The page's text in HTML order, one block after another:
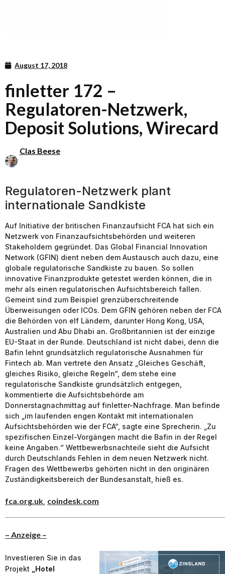
August 17, 2018
finletter 172 –
Regulatoren-Netzwerk,
Deposit Solutions, Wirecard
Clas Beese
Regulatoren-Netzwerk plant
internationale Sandkiste
Auf Initiative der britischen Finanzaufsicht FCA hat sich ein
Netzwerk von Finanzaufsichtsbehörden und weiteren
Stakeholdern gegründet. Das Global Financial Innovation
Network (GFIN) dient neben dem Austausch auch dazu, eine
globale regulatorische Sandkiste zu bauen. So sollen
innovative Finanzprodukte getestet werden können, die in
mehr als einen regulatorischen Aufsichtsbereich fallen.
Gemeint sind zum Beispiel grenzüberschreitende
Überweisungen oder ICOs. Dem GFIN gehören neben der FCA
die Behörden von elf Ländern, darunter Hong Kong, USA,
Australien und Abu Dhabi an. Großbritannien ist der einzige
EU-Staat in der Runde. Deutschland ist nicht dabei, denn die
Bafin lehnt grundsätzlich regulatorische Ausnahmen für
Fintech ab. Man vertrete den Ansatz „Gleiches Geschäft,
gleiches Risiko, gleiche Regeln“, dem stehe eine
regulatorische Sandkiste grundsätzlich entgegen,
kommentierte die Aufsichtsbehörde am
Donnerstagnachmittag auf finletter-Nachfrage. Man befinde
sich „im laufenden engen Kontakt mit internationalen
Aufsichtsbehörden wie der FCA“, sagte eine Sprecherin. „Zu
spezifischen Einzel-Vorgängen macht die Bafin in der Regel
keine Angaben.“ Wettbewerbsnachteile sieht die Aufsicht
durch Deutschlands Fehlen in dem neuen Netzwerk nicht.
Fragen des Wettbewerbs gehörten nicht in den originären
Zuständigkeitsbereich der Bundesanstalt, hieß es.
fca.org.uk, coindesk.com
– Anzeige –
Investieren Sie in das
Projekt „Hotel